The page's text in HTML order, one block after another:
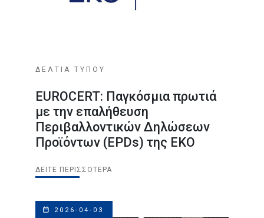
ΔΕΛΤΙΑ ΤΥΠΟΥ
EUROCERT: Παγκόσμια πρωτιά
με την επαλήθευση
Περιβαλλοντικών Δηλώσεων
Προϊόντων (EPDs) της ΕΚΟ
ΔΕΊΤΕ ΠΕΡΙΣΣΌΤΕΡΑ
2026-04-03